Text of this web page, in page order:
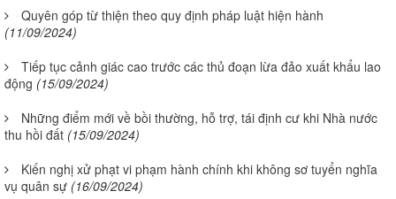
Quyên góp từ thiện theo quy định pháp luật hiện hành
(11/09/2024)
Tiếp tục cảnh giác cao trước các thủ đoạn lừa đảo xuất khẩu lao
động (15/09/2024)
Những điểm mới về bồi thường, hỗ trợ, tái định cư khi Nhà nước
thu hồi đất (15/09/2024)
Kiến nghị xử phạt vi phạm hành chính khi không sơ tuyển nghĩa
vụ quân sự (16/09/2024)